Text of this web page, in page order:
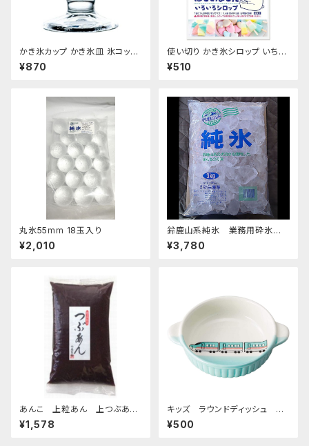
かき氷カップ かき氷皿 氷コップ
デザートカップ、アイスクリーム
カップ 340ml 東洋佐々木ガラ
¥870
使い切り かき氷シロップ いちご
ハワイアンブルー マンゴー マス
カット コーラ 35mL各1袋5種類
¥510
丸氷55mm 18玉入り
¥2,010
鈴鹿山系純氷 業務用砕氷 1
4.4kg
¥3,780
あんこ 上粒あん 上つぶあん
1kg-老舗あんこ屋のこだわり餡
¥1,578
キッズ ラウンドディッシュ 超
特急エメラルド
¥500